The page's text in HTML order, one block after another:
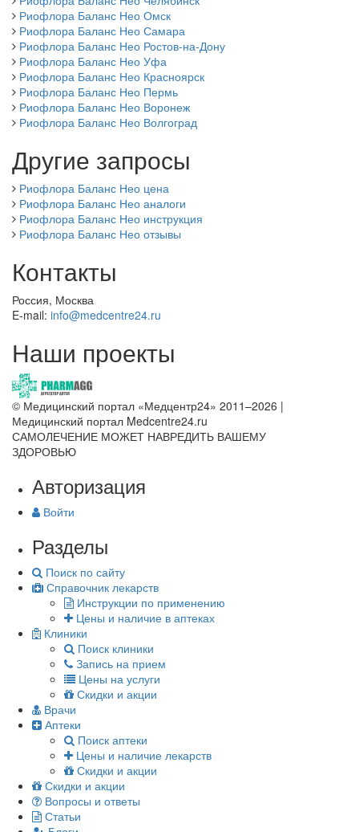
Риофлора Баланс Нео Омск
Риофлора Баланс Нео Самара
Риофлора Баланс Нео Ростов-на-Дону
Риофлора Баланс Нео Уфа
Риофлора Баланс Нео Красноярск
Риофлора Баланс Нео Пермь
Риофлора Баланс Нео Воронеж
Риофлора Баланс Нео Волгоград
Другие запросы
Риофлора Баланс Нео цена
Риофлора Баланс Нео аналоги
Риофлора Баланс Нео инструкция
Риофлора Баланс Нео отзывы
Контакты
Россия, Москва
E-mail: info@medcentre24.ru
Наши проекты
© Медицинский портал «Медцентр24» 2011–2026 |
Медицинский портал Medcentre24.ru
САМОЛЕЧЕНИЕ МОЖЕТ НАВРЕДИТЬ ВАШЕМУ
ЗДОРОВЬЮ
Авторизация
Войти
Разделы
Поиск по сайту
Справочник лекарств
Инструкции по применению
Цены и наличие в аптеках
Клиники
Поиск клиники
Запись на прием
Цены на услуги
Скидки и акции
Врачи
Аптеки
Поиск аптеки
Цены и наличие лекарств
Скидки и акции
Скидки и акции
Вопросы и ответы
Статьи